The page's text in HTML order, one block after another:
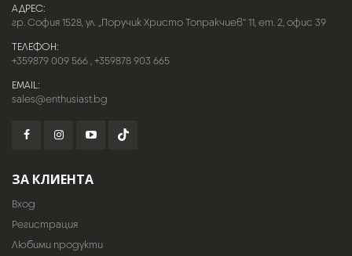
АДРЕС:
гр. София 1528, ул. „Поручик Христо Топракчиев“ 11, ет. 2, офис 39
ТЕЛЕФОН:
+359879 009 566,+359878 903 665
EMAIL:
sales@enthusiast.bg
ЗА КЛИЕНТА
Вход
Регистрация
Любими продукти